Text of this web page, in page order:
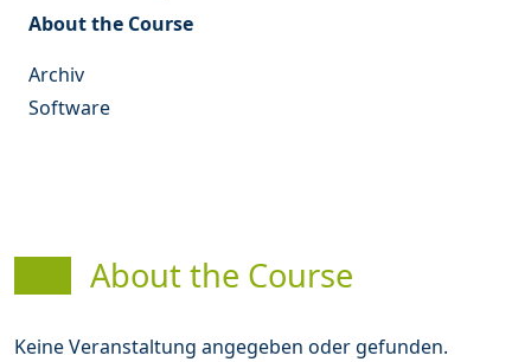
About the Course
Archiv
Software
About the Course
Keine Veranstaltung angegeben oder gefunden.